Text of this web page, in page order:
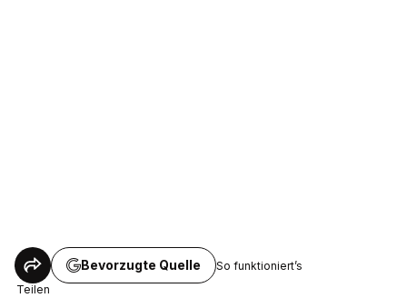
Teilen
Bevorzugte Quelle So funktioniert’s